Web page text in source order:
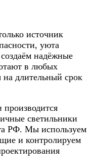
источник
уюта
надёжные
в любых
на длительный срок
производится
светильники
РФ. Мы используем
и контролируем